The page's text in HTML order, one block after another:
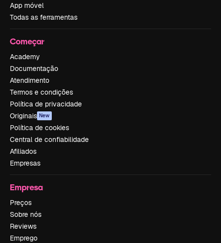
App móvel
Todas as ferramentas
Começar
Academy
Documentação
Atendimento
Termos e condições
Política de privacidade
Originais New
Política de cookies
Central de confiabilidade
Afiliados
Empresas
Empresa
Preços
Sobre nós
Reviews
Emprego